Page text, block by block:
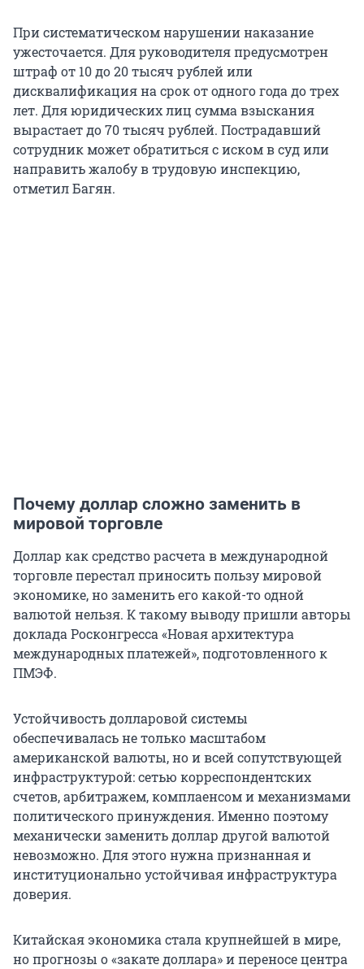
При систематическом нарушении наказание
ужесточается. Для руководителя предусмотрен
штраф от 10 до 20 тысяч рублей или
дисквалификация на срок от одного года до трех
лет. Для юридических лиц сумма взыскания
вырастает до 70 тысяч рублей. Пострадавший
сотрудник может обратиться с иском в суд или
направить жалобу в трудовую инспекцию,
отметил Багян.
Почему доллар сложно заменить в
мировой торговле
Доллар как средство расчета в международной
торговле перестал приносить пользу мировой
экономике, но заменить его какой-то одной
валютой нельзя. К такому выводу пришли авторы
доклада Росконгресса «Новая архитектура
международных платежей», подготовленного к
ПМЭФ.
Устойчивость долларовой системы
обеспечивалась не только масштабом
американской валюты, но и всей сопутствующей
инфраструктурой: сетью корреспондентских
счетов, арбитражем, комплаенсом и механизмами
политического принуждения. Именно поэтому
механически заменить доллар другой валютой
невозможно. Для этого нужна признанная и
институционально устойчивая инфраструктура
доверия.
Китайская экономика стала крупнейшей в мире,
но прогнозы о «закате доллара» и переносе центра